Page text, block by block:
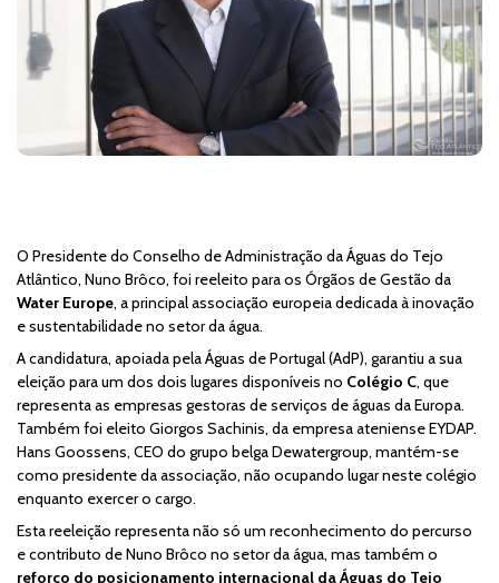
O Presidente do Conselho de Administração da Águas do Tejo
Atlântico, Nuno Brôco, foi reeleito para os Órgãos de Gestão da
Water Europe, a principal associação europeia dedicada à inovação
e sustentabilidade no setor da água.
A candidatura, apoiada pela Águas de Portugal (AdP), garantiu a sua
eleição para um dos dois lugares disponíveis no Colégio C, que
representa as empresas gestoras de serviços de águas da Europa.
Também foi eleito Giorgos Sachinis, da empresa ateniense EYDAP.
Hans Goossens, CEO do grupo belga Dewatergroup, mantém-se
como presidente da associação, não ocupando lugar neste colégio
enquanto exercer o cargo.
Esta reeleição representa não só um reconhecimento do percurso
e contributo de Nuno Brôco no setor da água, mas também o
reforço do posicionamento internacional da Águas do Tejo